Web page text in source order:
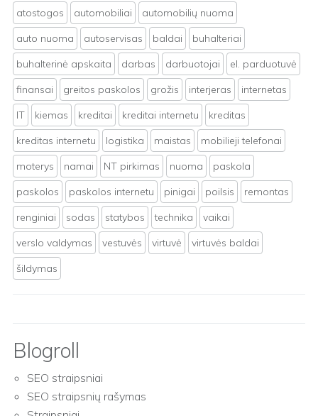
atostogos automobiliai
automobilių nuoma
auto nuoma
autoservisas baldai
buhalteriai
buhalterinė apskaita
darbas darbuotojai
el. parduotuvė
finansai
greitos paskolos grožis interjeras
internetas
IT
kiemas kreditai kreditai internetu
kreditas
kreditas internetu
logistika maistas
mobilieji telefonai
moterys
namai NT pirkimas nuoma
paskola
paskolos
paskolos internetu pinigai poilsis
remontas
renginiai
sodas statybos technika
vaikai
verslo valdymas
vestuvės virtuvė
virtuvės baldai
šildymas
Blogroll
SEO straipsniai
SEO straipsnių rašymas